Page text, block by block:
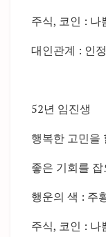
주식, 코인 : 나
대인관계 : 인
52년 임진생
행복한 고민을
좋은 기회를
행운의 색 : 주
주식, 코인 : 나